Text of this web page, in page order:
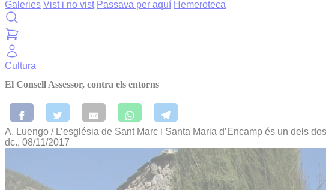
Galeries Vist i no vist Passava per aquí Hemeroteca
Cultura
El Consell Assessor, contra els entorns
A. Luengo / L’església de Sant Marc i Santa Maria d’Encamp és un dels
dc., 08/11/2017